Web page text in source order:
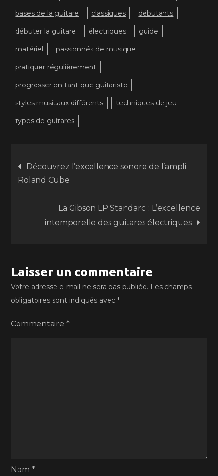
bases de la guitare classiques débutants
débuter la guitare électriques guide
matériel passionnés de musique
pratiquer régulièrement
progresser en tant que guitariste
styles musicaux différents techniques de jeu
types de guitares
Navigation
de
l’article
Découvrez l’excellence sonore de l’ampli
Roland Cube
La Gibson LP Standard : L’excellence
intemporelle des guitares électriques
Laisser un commentaire
Votre adresse e-mail ne sera pas publiée. Les champs
obligatoires sont indiqués avec*
Commentaire*
Nom*